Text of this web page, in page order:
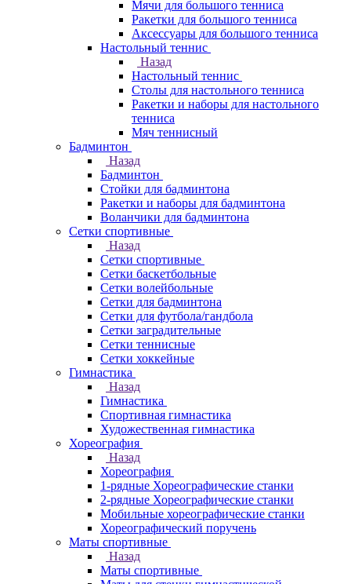
Мячи для большого тенниса
Ракетки для большого тенниса
Аксессуары для большого тенниса
Настольный теннис
Назад
Настольный теннис
Столы для настольного тенниса
Ракетки и наборы для настольного
тенниса
Мяч теннисный
Бадминтон
Назад
Бадминтон
Стойки для бадминтона
Ракетки и наборы для бадминтона
Воланчики для бадминтона
Сетки спортивные
Назад
Сетки спортивные
Сетки баскетбольные
Сетки волейбольные
Сетки для бадминтона
Сетки для футбола/гандбола
Сетки заградительные
Сетки теннисные
Сетки хоккейные
Гимнастика
Назад
Гимнастика
Спортивная гимнастика
Художественная гимнастика
Хореография
Назад
Хореография
1-рядные Хореографические станки
2-рядные Хореографические станки
Мобильные хореографические станки
Хореографический поручень
Маты спортивные
Назад
Маты спортивные